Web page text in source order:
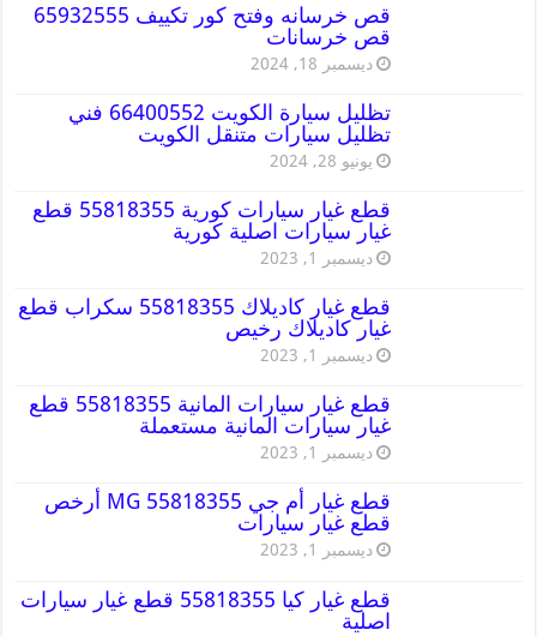
قص خرسانه وفتح كور تكييف 65932555
قص خرسانات
ديسمبر 18, 2024
تظليل سيارة الكويت 66400552 فني
تظليل سيارات متنقل الكويت
يونيو 28, 2024
قطع غيار سيارات كورية 55818355 قطع
غيار سيارات اصلية كورية
ديسمبر 1, 2023
قطع غيار كاديلاك 55818355 سكراب قطع
غيار كاديلاك رخيص
ديسمبر 1, 2023
قطع غيار سيارات المانية 55818355 قطع
غيار سيارات المانية مستعملة
ديسمبر 1, 2023
قطع غيار أم جي MG 55818355 أرخص
قطع غيار سيارات
ديسمبر 1, 2023
قطع غيار كيا 55818355 قطع غيار سيارات
اصلية